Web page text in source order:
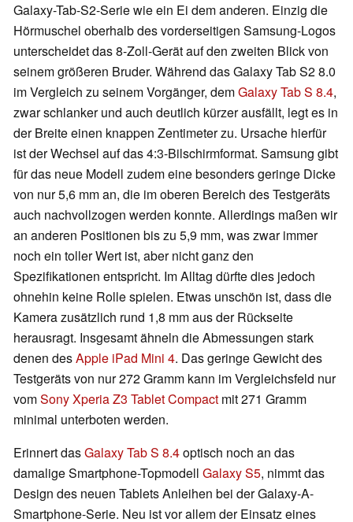
Galaxy-Tab-S2-Serie wie ein Ei dem anderen. Einzig die
Hörmuschel oberhalb des vorderseitigen Samsung-Logos
unterscheidet das 8-Zoll-Gerät auf den zweiten Blick von
seinem größeren Bruder. Während das Galaxy Tab S2 8.0
im Vergleich zu seinem Vorgänger, demGalaxy Tab S 8.4,
zwar schlanker und auch deutlich kürzer ausfällt, legt es in
der Breite einen knappen Zentimeter zu. Ursache hierfür
ist der Wechsel auf das 4:3-Bilschirmformat. Samsung gibt
für das neue Modell zudem eine besonders geringe Dicke
von nur 5,6 mm an, die im oberen Bereich des Testgeräts
auch nachvollzogen werden konnte. Allerdings maßen wir
an anderen Positionen bis zu 5,9 mm, was zwar immer
noch ein toller Wert ist, aber nicht ganz den
Spezifikationen entspricht. Im Alltag dürfte dies jedoch
ohnehin keine Rolle spielen. Etwas unschön ist, dass die
Kamera zusätzlich rund 1,8 mm aus der Rückseite
herausragt. Insgesamt ähneln die Abmessungen stark
denen desApple iPad Mini 4. Das geringe Gewicht des
Testgeräts von nur 272 Gramm kann im Vergleichsfeld nur
vomSony Xperia Z3 Tablet Compact mit 271 Gramm
minimal unterboten werden.
Erinnert dasGalaxy Tab S 8.4optisch noch an das
damalige Smartphone-Topmodell Galaxy S5, nimmt das
Design des neuen Tablets Anleihen bei der Galaxy-A-
Smartphone-Serie. Neu ist vor allem der Einsatz eines